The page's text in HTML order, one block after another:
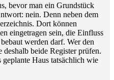
bevor man ein Grundstück
nein. Denn neben dem
Dort können
eingetragen sein, die Einfluss
werden darf. Wer den
beide Register prüfen.
Haus tatsächlich wie